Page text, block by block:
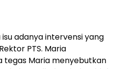
adanya intervensi yang
PTS. Maria
tegas Maria menyebutkan